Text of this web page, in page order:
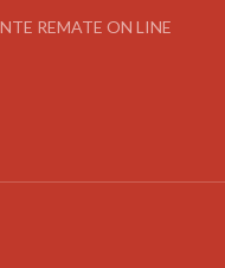
REMATE ON LINE